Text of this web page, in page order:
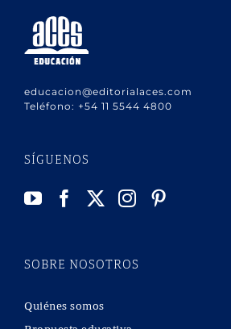
educacion@editorialaces.com
Teléfono: +54 11 5544 4800
SÍGUENOS
SOBRE NOSOTROS
Quiénes somos